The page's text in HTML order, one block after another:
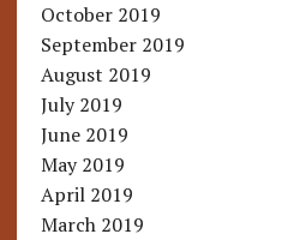
October 2019
September 2019
August 2019
July 2019
June 2019
May 2019
April 2019
March 2019